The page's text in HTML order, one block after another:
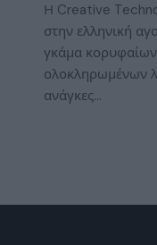
Η Creative
στην ελληνική
γκάμα
ολοκληρωμένων
ανάγκες…